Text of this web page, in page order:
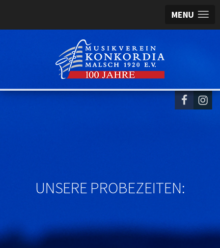
MENU
UNSERE PROBEZEITEN: